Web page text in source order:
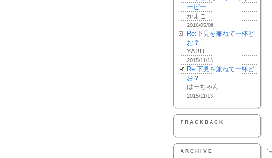
ーピー
かよこ
2016/05/08
Re:下見を兼ねて一杯ど
お？
YABU
2015/11/13
Re:下見を兼ねて一杯ど
お？
はーちゃん
2015/11/13
TRACKBACK
ARCHIVE